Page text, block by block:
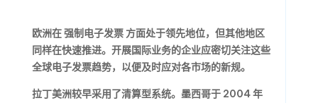
欧洲在强制电子发票方面处于领先地位，但其他地区
同样在快速推进。开展国际业务的企业应密切关注这些
全球电子发票趋势，以便及时应对各市场的新规。
拉丁美洲较早采用了清算型系统。墨西哥于 2004 年